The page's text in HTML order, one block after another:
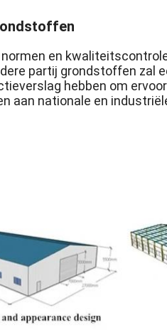
en
partij grondstoffen zal
hebben om
aan nationale en